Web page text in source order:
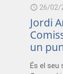
26/02/
Jordi
un
És el seu